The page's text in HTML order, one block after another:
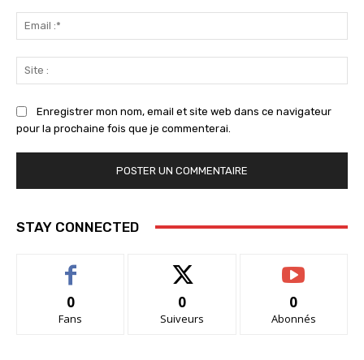
:*
:
Enregistrer mon nom, email et site web dans ce navigateur
pour la prochaine fois que je commenterai.
STAY CONNECTED
0
Fans
0
Suiveurs
0
Abonnés